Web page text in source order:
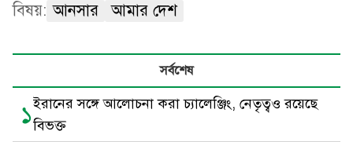
বিষয়: আনসার আমার দেশ
সর্বশেষ
১ইরানের সঙ্গে আলোচনা করা চ্যালেঞ্জিং, নেতৃত্বও রয়েছে
বিভক্ত